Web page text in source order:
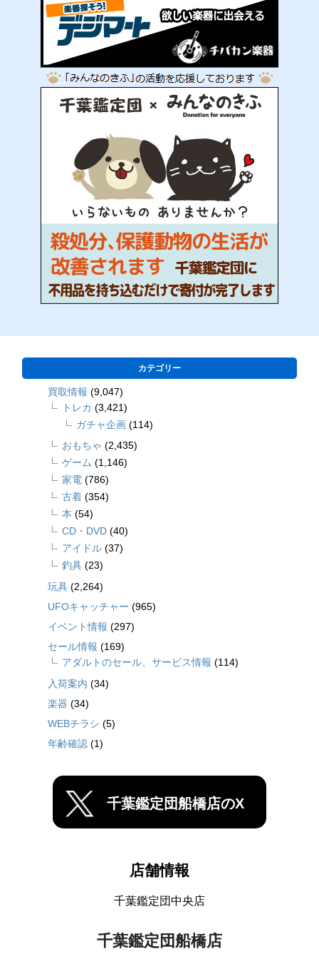
カテゴリー
買取情報 (9,047)
トレカ (3,421)
ガチャ企画 (114)
おもちゃ (2,435)
ゲーム (1,146)
家電 (786)
古着 (354)
本 (54)
CD・DVD (40)
アイドル (37)
釣具 (23)
玩具 (2,264)
UFOキャッチャー (965)
イベント情報 (297)
セール情報 (169)
アダルトのセール、サービス情報 (114)
入荷案内 (34)
楽器 (34)
WEBチラシ (5)
年齢確認 (1)
千葉鑑定団船橋店のX
店舗情報
千葉鑑定団中央店
千葉鑑定団船橋店